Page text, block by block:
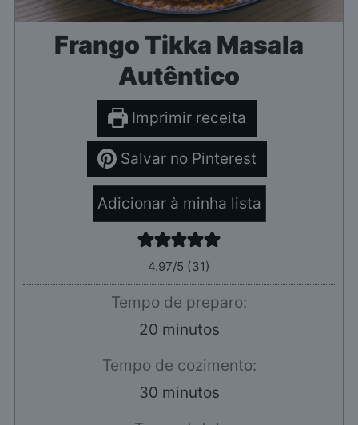
Frango Tikka Masala
Autêntico
Imprimir receita
Salvar no Pinterest
Adicionar à minha lista
4.97/5 (31)
Tempo de preparo:
20minutos
minutos
Tempo de cozimento:
30minutos
minutos